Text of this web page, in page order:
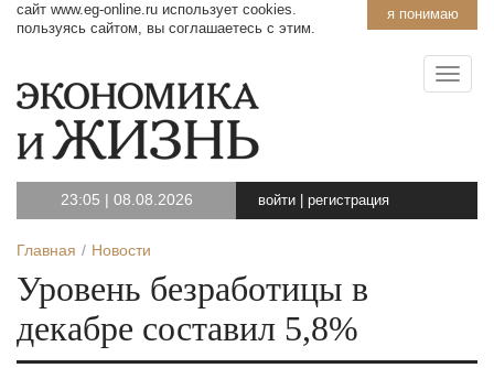
я понимаю
сайт www.eg-online.ru использует cookies.
пользуясь сайтом, вы соглашаетесь с этим.
23:05 | 08.08.2026 войти регистрация
Главная Новости
Уровень безработицы в
декабре составил 5,8%